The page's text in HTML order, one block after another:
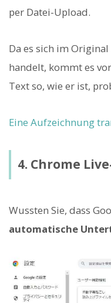
per Datei-Upload.
Da es sich im
handelt, kommt es
Text so, wie er ist,
Eine Aufzeichnung
4. Chrome
Wussten Sie, dass
automatische